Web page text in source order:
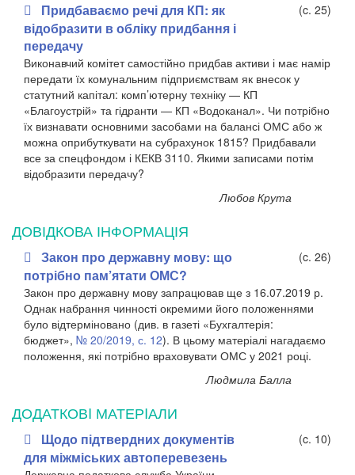
Придбаваємо речі для КП: як
відобразити в обліку придбання і
передачу
(c. 25)
Виконавчий комітет самостійно придбав активи і має намір
передати їх комунальним підприємствам як внесок у
статутний капітал: комп’ютерну техніку — КП
«Благоустрій» та гідранти — КП «Водоканал». Чи потрібно
їх визнавати основними засобами на балансі ОМС або ж
можна оприбуткувати на субрахунок 1815? Придбавали
все за спецфондом і КЕКВ 3110. Якими записами потім
відобразити передачу?
Любов Крута
ДОВІДКОВА ІНФОРМАЦІЯ
Закон про державну мову: що
потрібно пам’ятати ОМС?
(c. 26)
Закон про державну мову запрацював ще з 16.07.2019 р.
Однак набрання чинності окремими його положеннями
було відтерміновано (див. в газеті «Бухгалтерія:
бюджет», № 20/2019, с. 12). В цьому матеріалі нагадаємо
положення, які потрібно враховувати ОМС у 2021 році.
Людмила Балла
ДОДАТКОВI МАТЕРIАЛИ
Щодо підтвердних документів
для міжміських автоперевезень
(c. 10)